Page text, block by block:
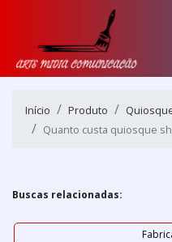
Início Produto
Quanto custa quiosque
Buscas relacionadas: